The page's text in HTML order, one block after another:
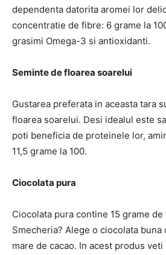
dependenta datorita aromei lor
concentratie de fibre: 6 grame la
grasimi Omega-3 si antioxidanti.
Seminte de floarea soarelui
Gustarea preferata in aceasta tara
floarea soarelui. Desi idealul este
poti beneficia de proteinele lor,
11,5 grame la 100.
Ciocolata pura
Ciocolata pura contine 15 grame
Smecheria? Alege o ciocolata
mare de cacao. In acest produs veti